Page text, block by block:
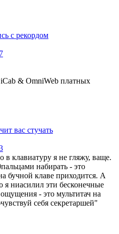
с рекордом
& OmniWeb платных
вас стучать
в клавиатуру я не гляжу, ваще.
набирать - это
бучной клаве приходится. А
ниасилил эти бесконечные
- это мультитач на
себя секретаршей"